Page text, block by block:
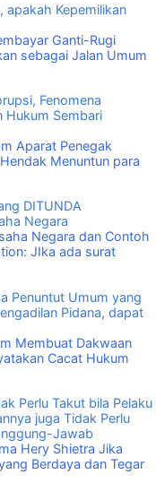
apakah Kepemilikan
Ganti-Rugi
sebagai Jalan Umum
Fenomena
Hukum Sembari
Aparat Penegak
Menuntun para
DITUNDA
Negara
Negara dan Contoh
JIka ada surat
Penuntut Umum yang
Pidana, dapat
Membuat Dakwaan
Cacat Hukum
Perlu Takut bila Pelaku
juga Tidak Perlu
Jawab
Hery Shietra Jika
Berdaya dan Tegar